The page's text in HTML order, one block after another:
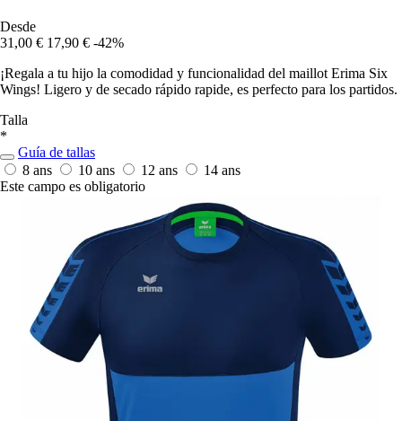
Desde
31,00 € 17,90 € -42%
¡Regala a tu hijo la comodidad y funcionalidad del maillot Erima Six
Wings! Ligero y de secado rápido rapide, es perfecto para los partidos.
Talla
*
Guía de tallas
8 ans
10 ans 12 ans
14 ans
Este campo es obligatorio